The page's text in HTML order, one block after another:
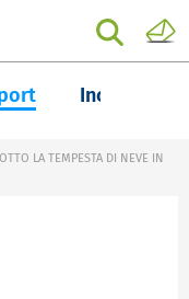
Inchieste
LA TEMPESTA DI NEVE IN